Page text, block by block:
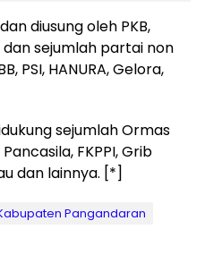
diusung oleh PKB,
dan sejumlah partai non
PSI, HANURA, Gelora,
sejumlah Ormas
FKPPI, Grib
dan lainnya. [*]
Pangandaran